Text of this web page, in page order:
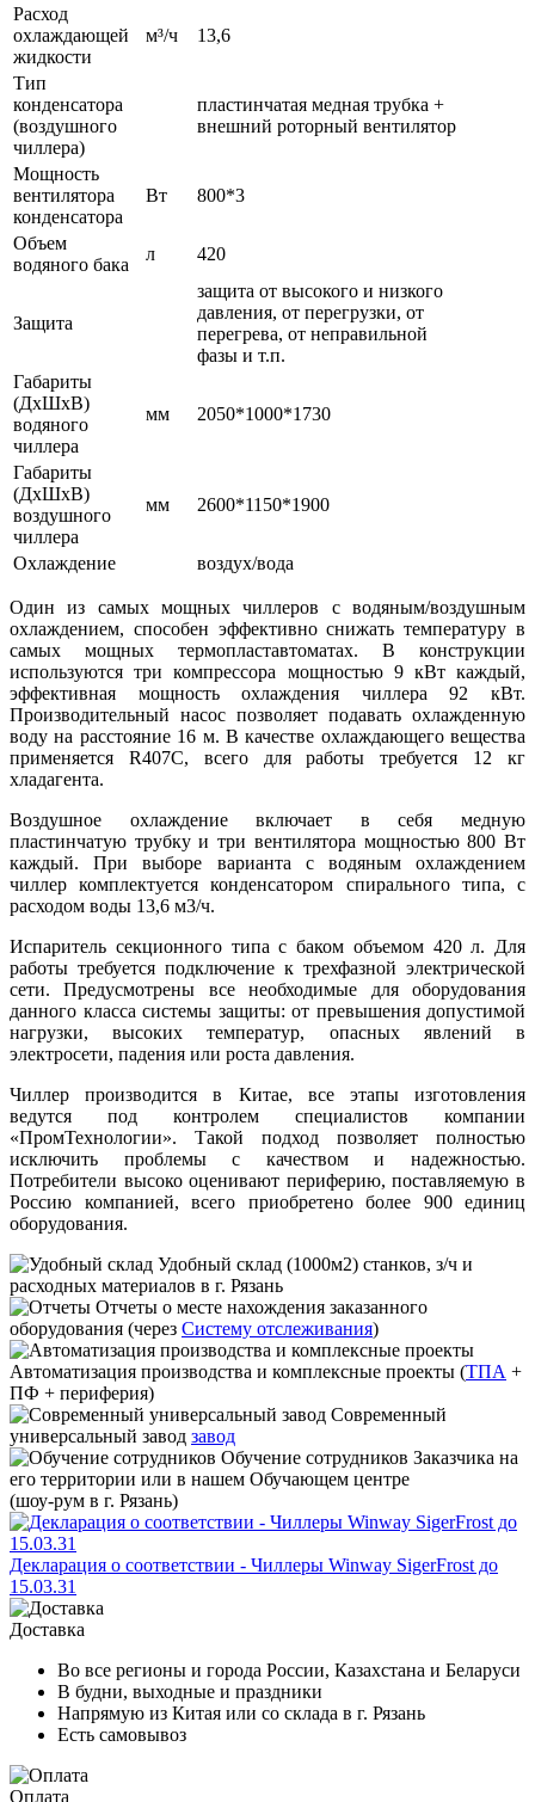
Расход
охлаждающей
жидкости
м³/ч 13,6
Тип
конденсатора
(воздушного
чиллера)
пластинчатая медная трубка +
внешний роторный вентилятор
Мощность
вентилятора
конденсатора
Вт 800*3
Объем
водяного бака
л 420
Защита
защита от высокого и низкого
давления, от перегрузки, от
перегрева, от неправильной
фазы и т.п.
Габариты
(ДхШхВ)
водяного
чиллера
мм 2050*1000*1730
Габариты
(ДхШхВ)
воздушного
чиллера
мм 2600*1150*1900
Охлаждение воздух/вода
Один из самых мощных чиллеров с водяным/воздушным
охлаждением, способен эффективно снижать температуру в
самых мощных термопластавтоматах. В конструкции
используются три компрессора мощностью 9 кВт каждый,
эффективная мощность охлаждения чиллера 92 кВт.
Производительный насос позволяет подавать охлажденную
воду на расстояние 16 м. В качестве охлаждающего вещества
применяется R407C, всего для работы требуется 12 кг
хладагента.
Воздушное охлаждение включает в себя медную
пластинчатую трубку и три вентилятора мощностью 800 Вт
каждый. При выборе варианта с водяным охлаждением
чиллер комплектуется конденсатором спирального типа, с
расходом воды 13,6 м3/ч.
Испаритель секционного типа с баком объемом 420 л. Для
работы требуется подключение к трехфазной электрической
сети. Предусмотрены все необходимые для оборудования
данного класса системы защиты: от превышения допустимой
нагрузки, высоких температур, опасных явлений в
электросети, падения или роста давления.
Чиллер производится в Китае, все этапы изготовления
ведутся под контролем специалистов компании
«ПромТехнологии». Такой подход позволяет полностью
исключить проблемы с качеством и надежностью.
Потребители высоко оценивают периферию, поставляемую в
Россию компанией, всего приобретено более 900 единиц
оборудования.
Удобный склад (1000м2) станков, з/ч и
расходных материалов в г. Рязань
Отчеты о месте нахождения заказанного
оборудования (через Систему отслеживания)
Автоматизация производства и комплексные проекты (ТПА +
ПФ + периферия)
Современный
универсальный завод завод
Обучение сотрудников Заказчика на
его территории или в нашем Обучающем центре
(шоу-рум в г. Рязань)
Декларация о соответствии - Чиллеры Winway SigerFrost до
15.03.31
Доставка
Во все регионы и города России, Казахстана и Беларуси
В будни, выходные и праздники
Напрямую из Китая или со склада в г. Рязань
Есть самовывоз
Оплата